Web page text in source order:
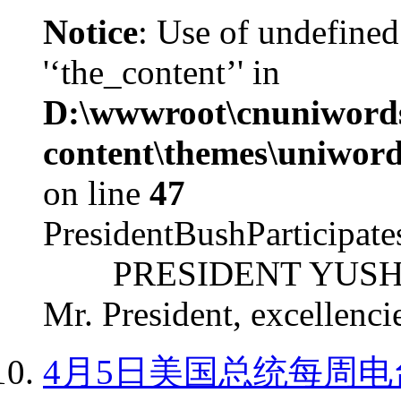
Notice: Use of
'‘the_content’' in
on line 47
PRESIDENT
Mr. President,
4月5日美国总统每周